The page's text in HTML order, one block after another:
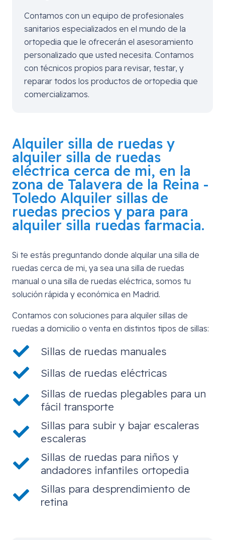
Contamos con un equipo de profesionales
sanitarios especializados en el mundo de la
ortopedia que le ofrecerán el asesoramiento
personalizado que usted necesita. Contamos
con técnicos propios para revisar, testar, y
reparar todos los productos de ortopedia que
comercializamos.
Alquiler silla de ruedas y
alquiler silla de ruedas
eléctrica cerca de mi, en la
zona de Talavera de la Reina -
Toledo Alquiler sillas de
ruedas precios y para para
alquiler silla ruedas farmacia.
Si te estás preguntando donde alquilar una silla de
ruedas cerca de mi, ya sea una silla de ruedas
manual o una silla de ruedas eléctrica, somos tu
solución rápida y económica en Madrid.
Contamos con soluciones para alquiler sillas de
ruedas a domicilio o venta en distintos tipos de sillas:
Sillas de ruedas manuales
Sillas de ruedas eléctricas
Sillas de ruedas plegables para un
fácil transporte
Sillas para subir y bajar escaleras
escaleras
Sillas de ruedas para niños y
andadores infantiles ortopedia
Sillas para desprendimiento de
retina